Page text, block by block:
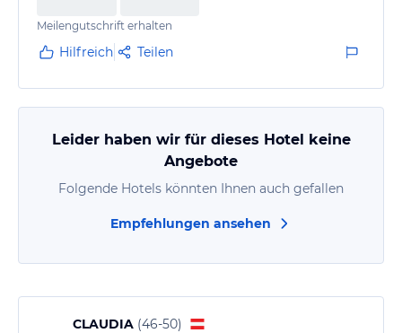
Meilengutschrift erhalten
Hilfreich Teilen
Leider haben wir für dieses Hotel keine
Angebote
Folgende Hotels könnten Ihnen auch gefallen
Empfehlungen ansehen
CLAUDIA (46-50)